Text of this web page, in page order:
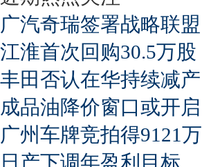
广汽奇瑞签署战略联盟
江淮首次回购30.5万股
丰田否认在华持续减产
成品油降价窗口或开启
广州车牌竞拍得9121万
日产下调年盈利目标